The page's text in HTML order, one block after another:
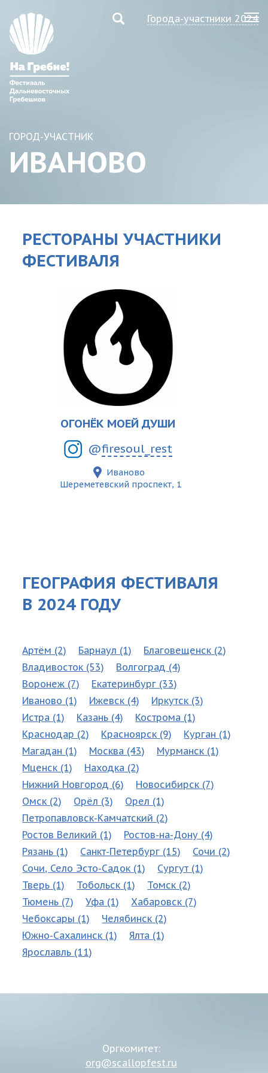
Города-участники 2024
ГОРОД-УЧАСТНИК
ИВАНОВО
РЕСТОРАНЫ УЧАСТНИКИ
ФЕСТИВАЛЯ
ОГОНЁК МОЕЙ ДУШИ
@firesoul_rest
Иваново
Шереметевский проспект, 1
ГЕОГРАФИЯ ФЕСТИВАЛЯ
В 2024 ГОДУ
Артём (2) Барнаул (1)
Благовещенск (2)
Владивосток (53)
Волгоград (4)
Воронеж (7)
Екатеринбург (33)
Иваново (1)
Ижевск (4)
Иркутск (3)
Истра (1)
Казань (4)
Кострома (1)
Краснодар (2)
Красноярск (9)
Курган (1)
Магадан (1)
Москва (43)
Мурманск (1)
Мценск (1)
Находка (2)
Нижний Новгород (6)
Новосибирск (7)
Омск (2)
Орёл (3)
Орел (1)
Петропавловск-Камчатский (2)
Ростов Великий (1)
Ростов-на-Дону (4)
Рязань (1)
Санкт-Петербург (15)
Сочи (2)
Сочи, Село Эсто-Садок (1)
Сургут (1)
Тверь (1)
Тобольск (1)
Томск (2)
Тюмень (7)
Уфа (1)
Хабаровск (7)
Чебоксары (1)
Челябинск (2)
Южно-Сахалинск (1)
Ялта (1)
Ярославль (11)
Оргкомитет:
org@scallopfest.ru